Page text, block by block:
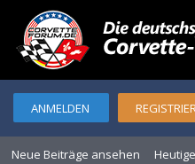
ANMELDEN
Neue Beiträge ansehen